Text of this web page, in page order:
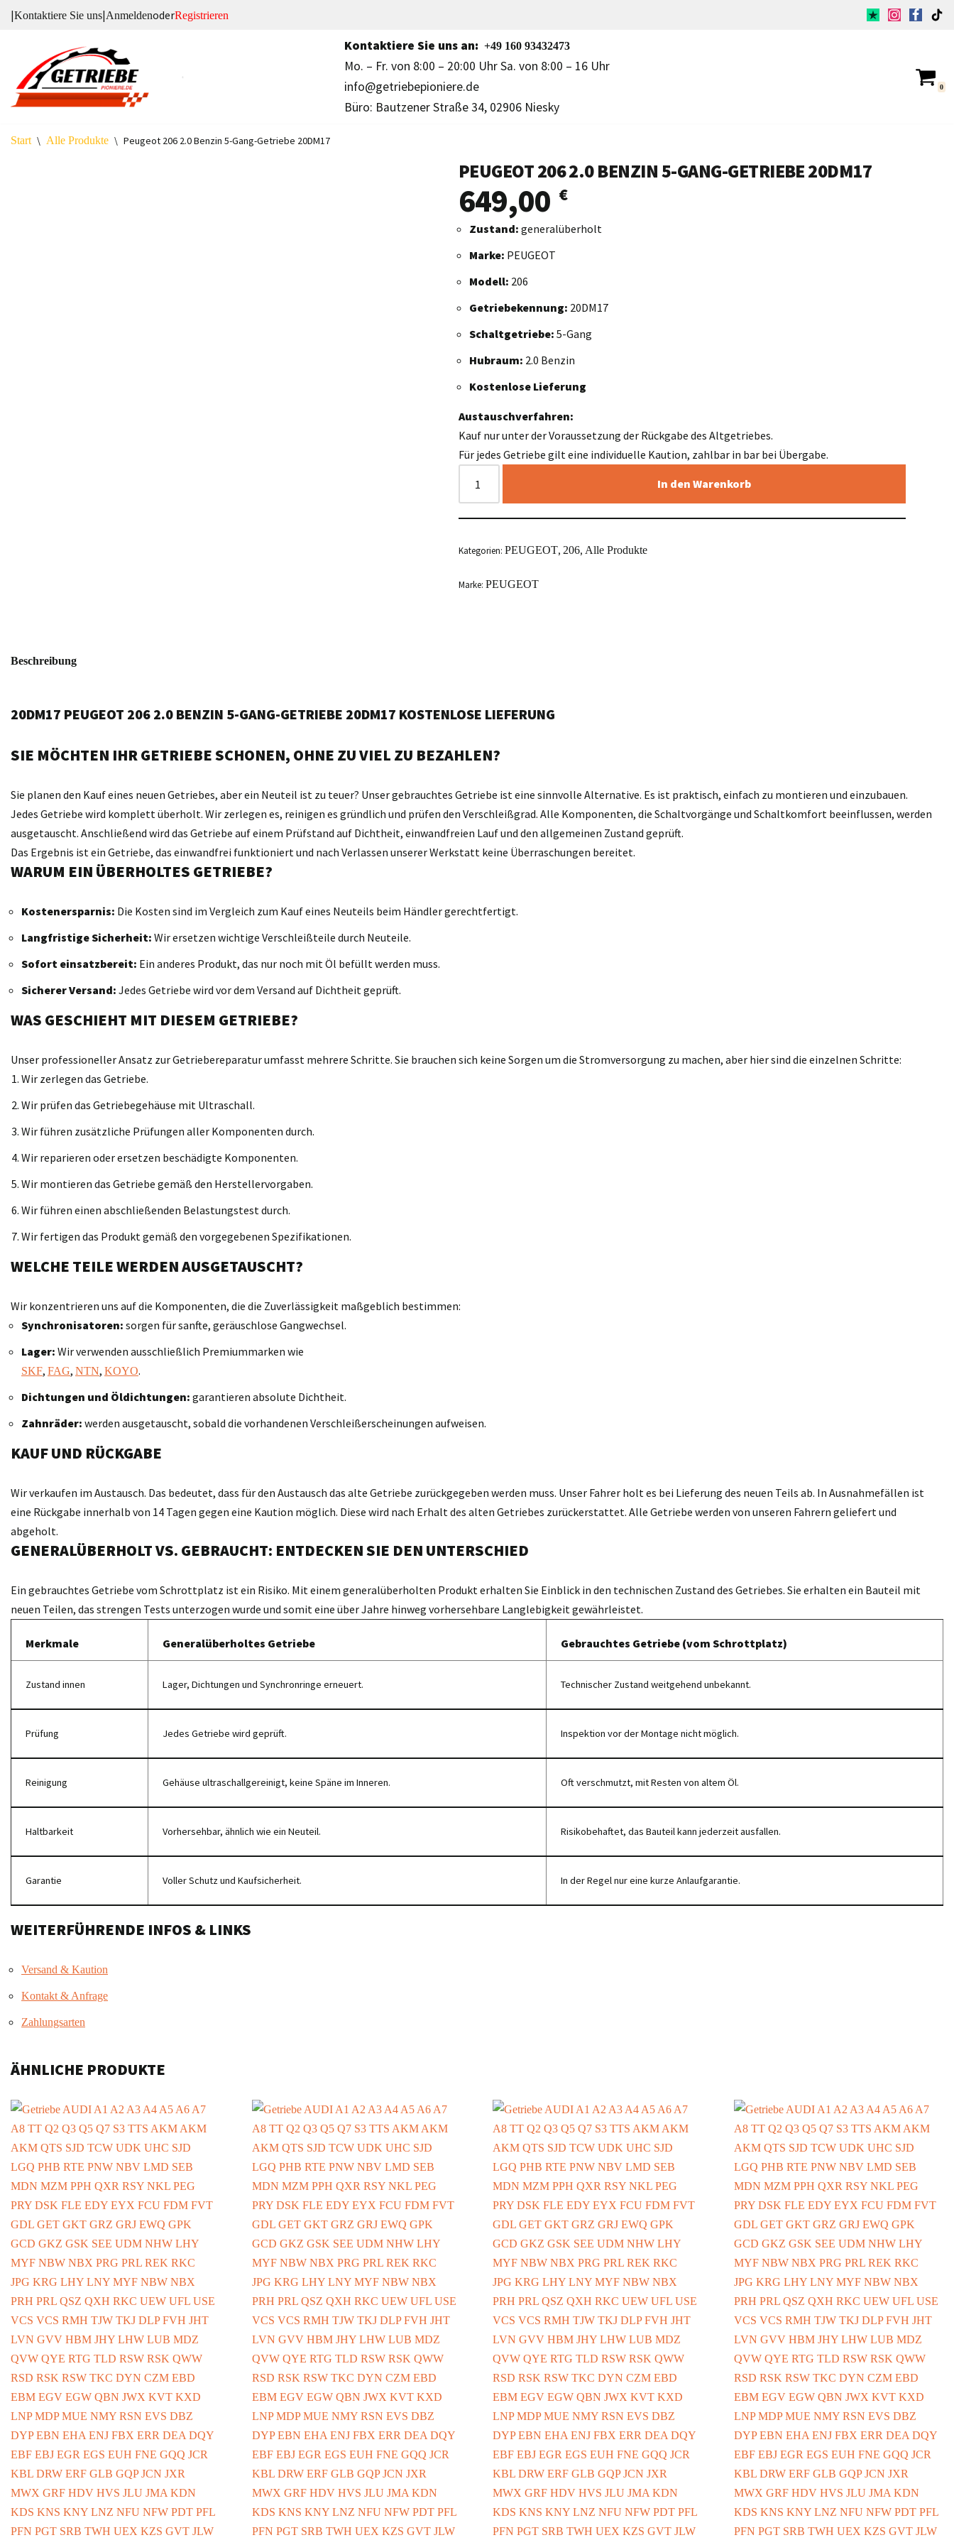
springen
|Kontaktiere Sie uns|AnmeldenoderRegistrieren
Kontaktiere Sie uns an: +49 160 93432473
Mo. – Fr. von 8:00 – 20:00 Uhr Sa. von 8:00 – 16 Uhr
info@getriebepioniere.de
Büro: Bautzener Straße 34, 02906 Niesky
0
Start \ Alle Produkte \ Peugeot 206 2.0 Benzin 5-Gang-Getriebe 20DM17
PEUGEOT 206 2.0 BENZIN 5-GANG-GETRIEBE 20DM17
649,00 €
Zustand: generalüberholt
Marke: PEUGEOT
Modell: 206
Getriebekennung: 20DM17
Schaltgetriebe: 5-Gang
Hubraum: 2.0 Benzin
Kostenlose Lieferung
Austauschverfahren:
Kauf nur unter der Voraussetzung der Rückgabe des Altgetriebes.
Für jedes Getriebe gilt eine individuelle Kaution, zahlbar in bar bei Übergabe.
In den Warenkorb
Kategorien: PEUGEOT, 206, Alle Produkte
Marke: PEUGEOT
Beschreibung
20DM17 PEUGEOT 206 2.0 BENZIN 5-GANG-GETRIEBE 20DM17 KOSTENLOSE LIEFERUNG
SIE MÖCHTEN IHR GETRIEBE SCHONEN, OHNE ZU VIEL ZU BEZAHLEN?
Sie planen den Kauf eines neuen Getriebes, aber ein Neuteil ist zu teuer? Unser gebrauchtes Getriebe ist eine sinnvolle Alternative. Es ist praktisch, einfach zu montieren und einzubauen.
Jedes Getriebe wird komplett überholt. Wir zerlegen es, reinigen es gründlich und prüfen den Verschleißgrad. Alle Komponenten, die Schaltvorgänge und Schaltkomfort beeinflussen, werden
ausgetauscht. Anschließend wird das Getriebe auf einem Prüfstand auf Dichtheit, einwandfreien Lauf und den allgemeinen Zustand geprüft.
Das Ergebnis ist ein Getriebe, das einwandfrei funktioniert und nach Verlassen unserer Werkstatt keine Überraschungen bereitet.
WARUM EIN ÜBERHOLTES GETRIEBE?
Kostenersparnis: Die Kosten sind im Vergleich zum Kauf eines Neuteils beim Händler gerechtfertigt.
Langfristige Sicherheit: Wir ersetzen wichtige Verschleißteile durch Neuteile.
Sofort einsatzbereit: Ein anderes Produkt, das nur noch mit Öl befüllt werden muss.
Sicherer Versand: Jedes Getriebe wird vor dem Versand auf Dichtheit geprüft.
WAS GESCHIEHT MIT DIESEM GETRIEBE?
Unser professioneller Ansatz zur Getriebereparatur umfasst mehrere Schritte. Sie brauchen sich keine Sorgen um die Stromversorgung zu machen, aber hier sind die einzelnen Schritte:
Wir zerlegen das Getriebe.
Wir prüfen das Getriebegehäuse mit Ultraschall.
Wir führen zusätzliche Prüfungen aller Komponenten durch.
Wir reparieren oder ersetzen beschädigte Komponenten.
Wir montieren das Getriebe gemäß den Herstellervorgaben.
Wir führen einen abschließenden Belastungstest durch.
Wir fertigen das Produkt gemäß den vorgegebenen Spezifikationen.
WELCHE TEILE WERDEN AUSGETAUSCHT?
Wir konzentrieren uns auf die Komponenten, die die Zuverlässigkeit maßgeblich bestimmen:
Synchronisatoren: sorgen für sanfte, geräuschlose Gangwechsel.
Lager: Wir verwenden ausschließlich Premiummarken wie
SKF, FAG, NTN, KOYO.
Dichtungen und Öldichtungen: garantieren absolute Dichtheit.
Zahnräder: werden ausgetauscht, sobald die vorhandenen Verschleißerscheinungen aufweisen.
KAUF UND RÜCKGABE
Wir verkaufen im Austausch. Das bedeutet, dass für den Austausch das alte Getriebe zurückgegeben werden muss. Unser Fahrer holt es bei Lieferung des neuen Teils ab. In Ausnahmefällen ist
eine Rückgabe innerhalb von 14 Tagen gegen eine Kaution möglich. Diese wird nach Erhalt des alten Getriebes zurückerstattet. Alle Getriebe werden von unseren Fahrern geliefert und
abgeholt.
GENERALÜBERHOLT VS. GEBRAUCHT: ENTDECKEN SIE DEN UNTERSCHIED
Ein gebrauchtes Getriebe vom Schrottplatz ist ein Risiko. Mit einem generalüberholten Produkt erhalten Sie Einblick in den technischen Zustand des Getriebes. Sie erhalten ein Bauteil mit
neuen Teilen, das strengen Tests unterzogen wurde und somit eine über Jahre hinweg vorhersehbare Langlebigkeit gewährleistet.
Merkmale Generalüberholtes Getriebe Gebrauchtes Getriebe (vom Schrottplatz)
Zustand innen Lager, Dichtungen und Synchronringe erneuert. Technischer Zustand weitgehend unbekannt.
Prüfung Jedes Getriebe wird geprüft. Inspektion vor der Montage nicht möglich.
Reinigung Gehäuse ultraschallgereinigt, keine Späne im Inneren. Oft verschmutzt, mit Resten von altem Öl.
Haltbarkeit Vorhersehbar, ähnlich wie ein Neuteil. Risikobehaftet, das Bauteil kann jederzeit ausfallen.
Garantie Voller Schutz und Kaufsicherheit. In der Regel nur eine kurze Anlaufgarantie.
WEITERFÜHRENDE INFOS & LINKS
Versand & Kaution
Kontakt & Anfrage
Zahlungsarten
ÄHNLICHE PRODUKTE